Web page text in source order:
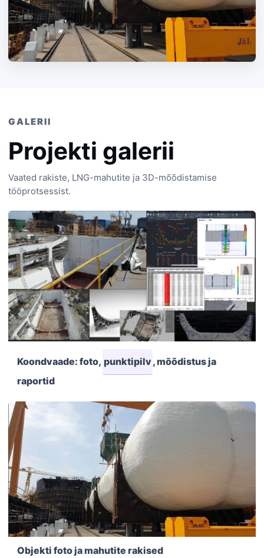
GALERII
Projekti galerii
Vaated rakiste, LNG-mahutite ja 3D-mõõdistamise
tööprotsessist.
Koondvaade: foto, punktipilv, mõõdistus ja
raportid
Objekti foto ja mahutite rakised